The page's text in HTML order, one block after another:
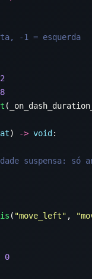
) -> void
( "move_left" ,